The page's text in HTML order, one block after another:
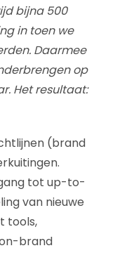
bijna 500
in toen we
Daarmee
op
Het resultaat:
(brand
tot up-to-
van nieuwe
tools,
brand